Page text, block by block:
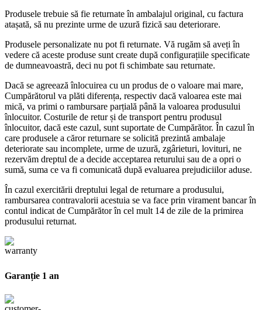
Produsele trebuie să fie returnate în ambalajul original, cu factura
atașată, să nu prezinte urme de uzură fizică sau deteriorare.
Produsele personalizate nu pot fi returnate. Vă rugăm să aveți în
vedere că aceste produse sunt create după configurațiile specificate
de dumneavoastră, deci nu pot fi schimbate sau returnate.
Dacă se agreează înlocuirea cu un produs de o valoare mai mare,
Cumpărătorul va plăti diferența, respectiv dacă valoarea este mai
mică, va primi o rambursare parțială până la valoarea produsului
înlocuitor. Costurile de retur și de transport pentru produsul
înlocuitor, dacă este cazul, sunt suportate de Cumpărător. În cazul în
care produsele a căror returnare se solicită prezintă ambalaje
deteriorate sau incomplete, urme de uzură, zgârieturi, lovituri, ne
rezervăm dreptul de a decide acceptarea returului sau de a opri o
sumă, suma ce va fi comunicată după evaluarea prejudiciilor aduse.
În cazul exercitării dreptului legal de returnare a produsului,
rambursarea contravalorii acestuia se va face prin virament bancar în
contul indicat de Cumpărător în cel mult 14 de zile de la primirea
produsului returnat.
Garanție 1 an